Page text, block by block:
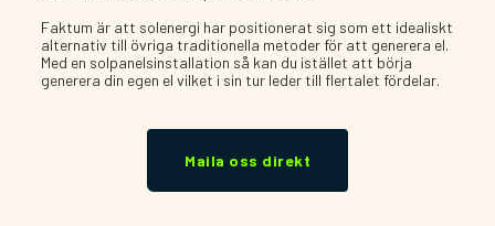
Faktum är att solenergi har positionerat sig som ett idealiskt
alternativ till övriga traditionella metoder för att generera el.
Med en solpanelsinstallation så kan du istället att börja
generera din egen el vilket i sin tur leder till flertalet fördelar.
Maila oss direkt